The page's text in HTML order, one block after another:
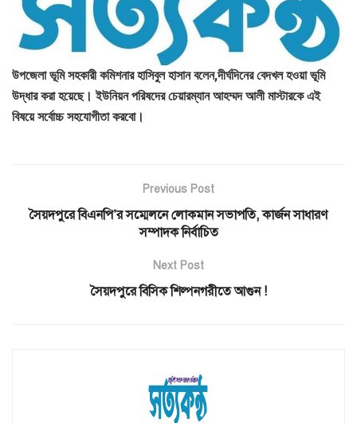
উপজেলা ভূমি সহকারী কমিশনার হাসিবুল হাসান বলেন,দীর্ঘদিনের বেদখল হওয়া ভূমি
উদ্ধার করা হয়েছে। ইউনিয়ন পরিষদের চেয়ারম্যান আহম্মদ আলী মাস্টারকে এই
বিষয়ে সর্বোচ্চ সহযোগীতা করবো।
Previous Post
সৈয়দপুরে বিএনপি’র সম্মেলনে লোকমান সভাপতি, কার্জন সাধারণ
সম্পাদক নির্বাচিত
Next Post
সৈয়দপুরে বিসিক শিল্পনগরীতে আগুন !